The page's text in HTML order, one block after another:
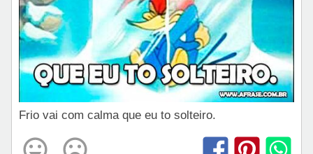
Frio vai com calma que eu to solteiro.